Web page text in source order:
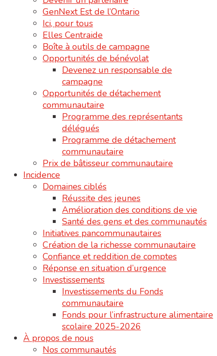
GenNext Est de l’Ontario
Ici, pour tous
Elles Centraide
Boîte à outils de campagne
Opportunités de bénévolat
Devenez un responsable de
campagne
Opportunités de détachement
communautaire
Programme des représentants
délégués
Programme de détachement
communautaire
Prix de bâtisseur communautaire
Incidence
Domaines ciblés
Réussite des jeunes
Amélioration des conditions de vie
Santé des gens et des communautés
Initiatives pancommunautaires
Création de la richesse communautaire
Confiance et reddition de comptes
Réponse en situation d’urgence
Investissements
Investissements du Fonds
communautaire
Fonds pour l’infrastructure alimentaire
scolaire 2025-2026
À propos de nous
Nos communautés